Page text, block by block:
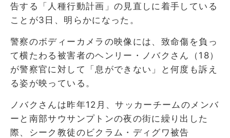
告する「人種行動計画」の見直しに着手している
ことが3日、明らかになった。
警察のボディーカメラの映像には、致命傷を負っ
て横たわる被害者のヘンリー・ノバクさん（18）
が警察官に対して「息ができない」と何度も訴え
る姿が映っている。
ノバクさんは昨年12月、サッカーチームのメンバ
ーと南部サウサンプトンの夜の街に繰り出した
際、シーク教徒のビクラム・ディグワ被告